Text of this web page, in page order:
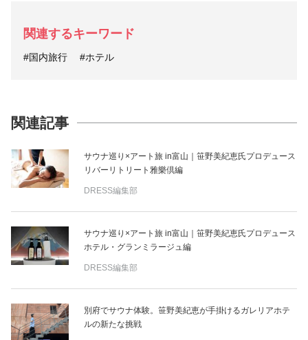
関連するキーワード
#国内旅行 #ホテル
関連記事
サウナ巡り×アート旅 in富山｜笹野美紀恵氏プロデュース
リバーリトリート雅樂倶編
DRESS編集部
サウナ巡り×アート旅 in富山｜笹野美紀恵氏プロデュース
ホテル・グランミラージュ編
DRESS編集部
別府でサウナ体験。笹野美紀恵が手掛けるガレリアホテ
ルの新たな挑戦